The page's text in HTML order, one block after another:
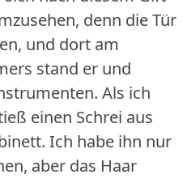
denn die Tür
und dort am
stand er und
Als ich
einen Schrei aus
Ich habe ihn nur
aber das Haar